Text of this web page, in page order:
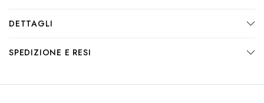
DETTAGLI
SPEDIZIONE E RESI